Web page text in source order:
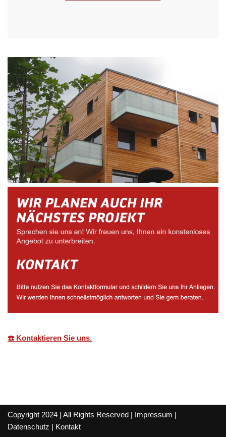
☎️ Kontaktieren Sie uns.
Copyright 2024 | All Rights Reserved | Impressum |
Datenschutz | Kontakt